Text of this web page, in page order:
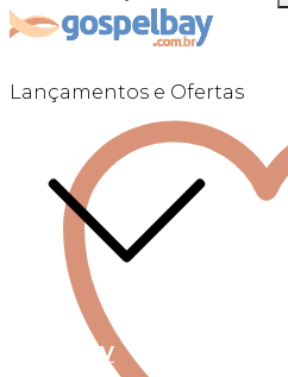
Lançamentos e Ofertas
Linha +QV